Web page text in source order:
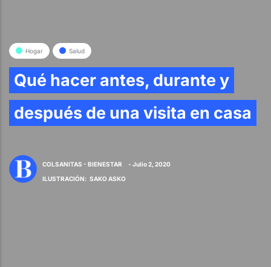
Hogar Salud
Qué hacer antes, durante y
después de una visita en casa
COLSANITAS - BIENESTAR
- Julio 2, 2020
ILUSTRACIÓN: SAKO ASKO